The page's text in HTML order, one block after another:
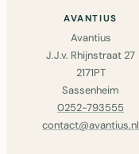
AVANTIUS
Avantius
J.J.v. Rhijnstraat 27
2171PT
Sassenheim
0252-793555
contact@avantius.nl